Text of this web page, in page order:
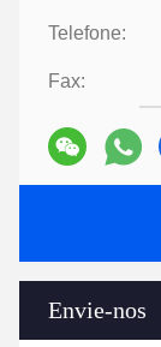
Telefone:
Fax:
Envie-nos